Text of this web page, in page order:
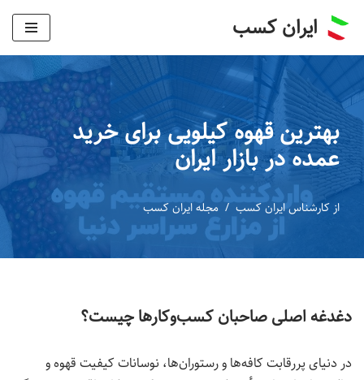
پرش
محتوا
ایران کسب
بهترین قهوه کیلویی برای خرید
عمده در بازار ایران
از کارشناس ایران کسب مجله ایران کسب
دغدغه اصلی صاحبان کسب‌وکارها چیست؟
در دنیای پررقابت کافه‌ها و رستوران‌ها، نوسانات کیفیت قهوه و